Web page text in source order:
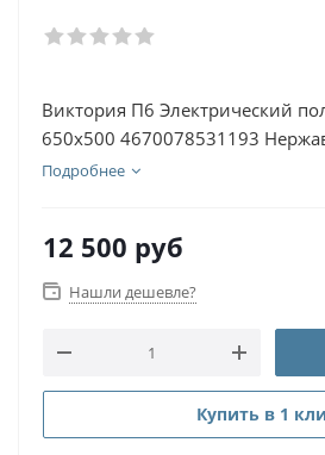
Виктория П6 Электрический
650х500 4670078531193
Подробнее
12 500 руб
Нашли дешевле?
Купить в 1